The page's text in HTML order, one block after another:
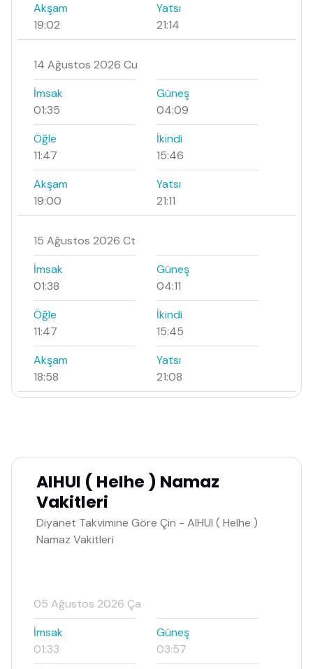
Akşam
19:02
Yatsı
21:14
14 Ağustos 2026 Cu
İmsak
01:35
Güneş
04:09
Öğle
11:47
İkindi
15:46
Akşam
19:00
Yatsı
21:11
15 Ağustos 2026 Ct
İmsak
01:38
Güneş
04:11
Öğle
11:47
İkindi
15:45
Akşam
18:58
Yatsı
21:08
AIHUI ( HeIhe ) Namaz
Vakitleri
Diyanet Takvimine Göre Çin - AIHUI ( HeIhe )
Namaz Vakitleri
05 Ağustos 2026 Ça
İmsak
01:33
Güneş
03:57